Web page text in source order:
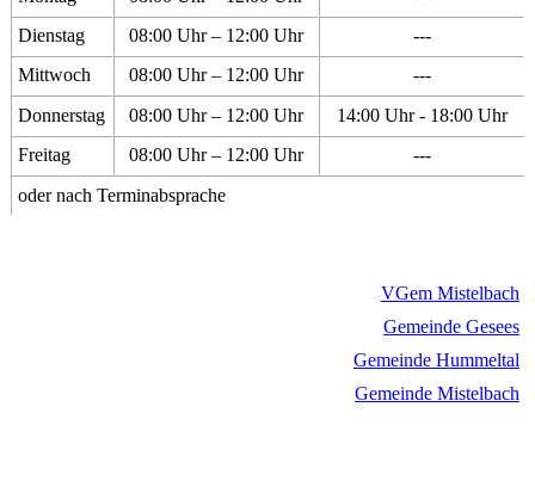
Dienstag
08:00 Uhr – 12:00 Uhr
---
Mittwoch
08:00 Uhr – 12:00 Uhr
---
Donnerstag
08:00 Uhr – 12:00 Uhr
14:00 Uhr - 18:00 Uhr
Freitag
08:00 Uhr – 12:00 Uhr
---
oder nach Terminabsprache
VGem Mistelbach
Gemeinde Gesees
Gemeinde Hummeltal
Gemeinde Mistelbach